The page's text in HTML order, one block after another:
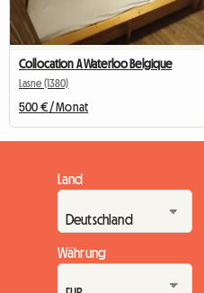
Collocation A Waterloo Belgique
Lasne (1380)
500 € / Monat
Land
Währung